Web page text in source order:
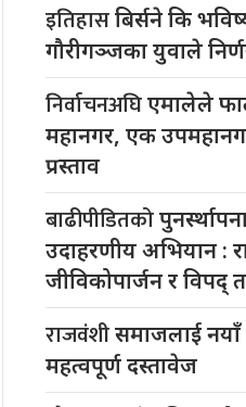
इतिहासबिर्सने कि
गौरीगञ्जका युवाले
निर्वाचनअघिएमालेले
महानगर, एक
प्रस्ताव
बाढीपीडितको
उदाहरणीय अभियान :
जीविकोपार्जन र विपद्
राजवंशीसमाजलाई नयाँ
महत्वपूर्ण दस्तावेज